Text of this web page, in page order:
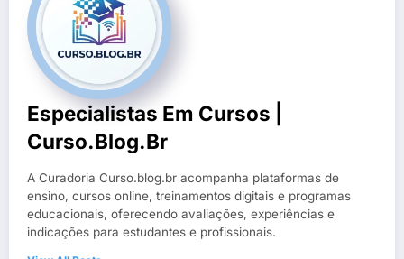
Especialistas Em Cursos |
Curso.blog.br
A Curadoria Curso.blog.br acompanha plataformas de
ensino, cursos online, treinamentos digitais e programas
educacionais, oferecendo avaliações, experiências e
indicações para estudantes e profissionais.